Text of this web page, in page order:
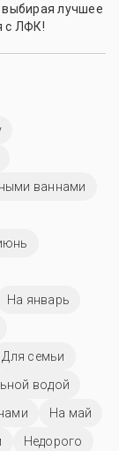
выбирая лучшее
с ЛФК!
ваннами
На январь
Для семьи
водой
На май
Недорого